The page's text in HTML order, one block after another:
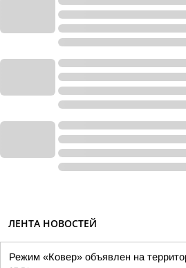
ЛЕНТА НОВОСТЕЙ
Режим «Ковер» объявлен на